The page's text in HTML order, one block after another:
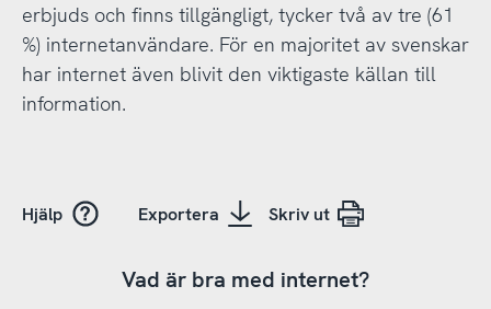
erbjuds och finns tillgängligt, tycker två av tre (61
%) internetanvändare. För en majoritet av svenskar
har internet även blivit den viktigaste källan till
information.
Hjälp Exportera Skriv ut
Vad är bra med internet?